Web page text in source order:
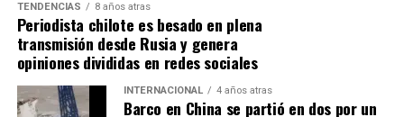
redes sociales, eventos a beneficios de Tomás Ross.
¿Como ayudar?
Instagram, Dante_contra_duchenne
Fernando Jara (padre)
TENDENCIAS 8 años atras
Periodista chilote es besado en plena
transmisión desde Rusia y genera
opiniones divididas en redes sociales
INTERNACIONAL 4 años atras
Barco en China se partió en dos por un